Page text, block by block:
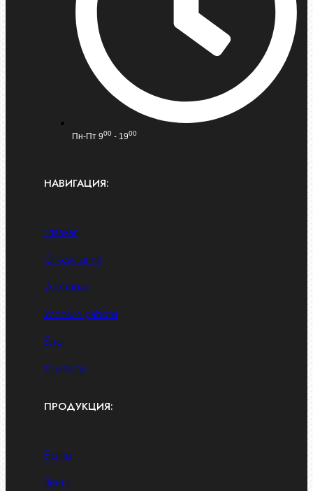
Пн-Пт 900 - 1900
НАВИГАЦИЯ:
Главная
О компании
Доставка
Условия работы
Блог
Контакты
ПРОДУКЦИЯ:
Болты
Винты